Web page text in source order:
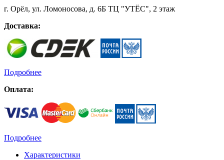
г. Орёл, ул. Ломоносова, д. 6Б ТЦ "УТЁС", 2 этаж
Доставка:
Подробнее
Оплата:
Подробнее
Характеристики